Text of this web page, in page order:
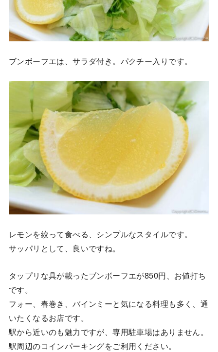
ブンボーフエは、サラダ付き。パクチー入りです。
レモンを絞って食べる、シンプルなスタイルです。
サッパリとして、良いですね。
タップリな具が載ったブンボーフエが850円、お値打ち
です。
フォー、春巻き、バインミーと気になる料理も多く、通
いたくなるお店です。
駅から近いのも魅力ですが、専用駐車場はありません。
駅周辺のコインパーキングをご利用ください。